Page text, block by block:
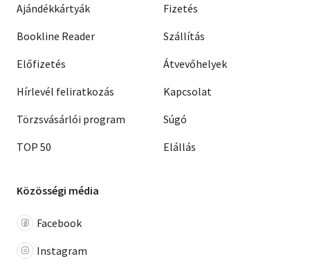
Ajándékkártyák
Bookline Reader
Előfizetés
Hírlevél feliratkozás
Törzsvásárlói program
TOP 50
Fizetés
Szállítás
Átvevőhelyek
Kapcsolat
Súgó
Elállás
Közösségi média
Facebook
Instagram